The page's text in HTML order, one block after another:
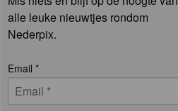
alle leuke nieuwtjes rondom
Nederpix.
Email *